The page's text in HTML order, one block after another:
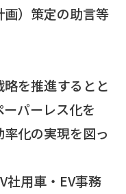
）策定の助言等
略を推進するとと
パーレス化を
化の実現を図っ
社用車・EV事務